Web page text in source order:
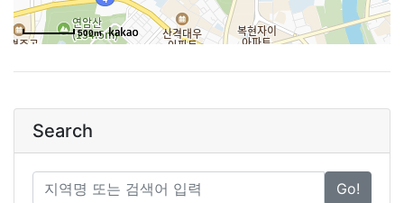
500m
Search
Go!